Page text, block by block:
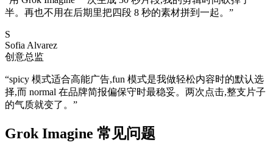
半。再也不用在后期里把四段 8 秒的素材拼到一起。 ”
S
Sofia Alvarez
创意总监
“spicy 模式适合高能广告,fun 模式是我做轻松内容时的默认选
择,而 normal 在品牌简报偏保守时最稳妥。两次点击,整支片子
的气质就变了。 ”
Grok Imagine 常见问题